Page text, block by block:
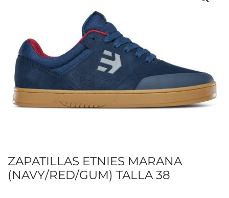
ZAPATILLAS ETNIES MARANA
(NAVY/RED/GUM) TALLA 38